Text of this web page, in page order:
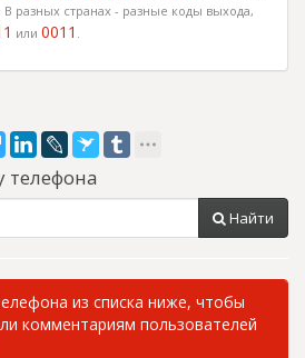
разных странах - разные коды выхода,
или 0011 .
телефона
Найти
из списка ниже, чтобы
комментариям пользователей